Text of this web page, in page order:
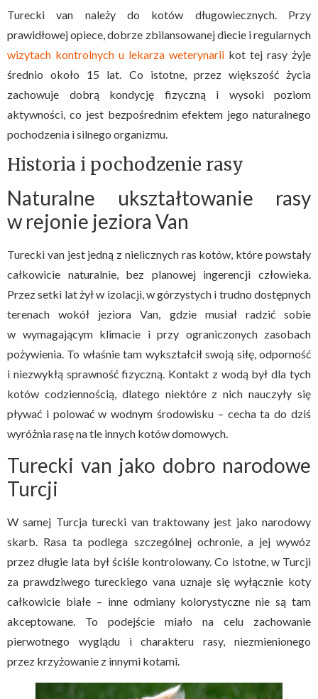
Turecki van należy do kotów długowiecznych. Przy
prawidłowej opiece, dobrze zbilansowanej diecie i regularnych
wizytach kontrolnych u lekarza weterynarii kot tej rasy żyje
średnio około 15 lat. Co istotne, przez większość życia
zachowuje dobrą kondycję fizyczną i wysoki poziom
aktywności, co jest bezpośrednim efektem jego naturalnego
pochodzenia i silnego organizmu.
Historia i pochodzenie rasy
Naturalne ukształtowanie rasy
w rejonie jeziora Van
Turecki van jest jedną z nielicznych ras kotów, które powstały
całkowicie naturalnie, bez planowej ingerencji człowieka.
Przez setki lat żył w izolacji, w górzystych i trudno dostępnych
terenach wokół jeziora Van, gdzie musiał radzić sobie
w wymagającym klimacie i przy ograniczonych zasobach
pożywienia. To właśnie tam wykształcił swoją siłę, odporność
i niezwykłą sprawność fizyczną. Kontakt z wodą był dla tych
kotów codziennością, dlatego niektóre z nich nauczyły się
pływać i polować w wodnym środowisku – cecha ta do dziś
wyróżnia rasę na tle innych kotów domowych.
Turecki van jako dobro narodowe
Turcji
W samej Turcja turecki van traktowany jest jako narodowy
skarb. Rasa ta podlega szczególnej ochronie, a jej wywóz
przez długie lata był ściśle kontrolowany. Co istotne, w Turcji
za prawdziwego tureckiego vana uznaje się wyłącznie koty
całkowicie białe – inne odmiany kolorystyczne nie są tam
akceptowane. To podejście miało na celu zachowanie
pierwotnego wyglądu i charakteru rasy, niezmienionego
przez krzyżowanie z innymi kotami.